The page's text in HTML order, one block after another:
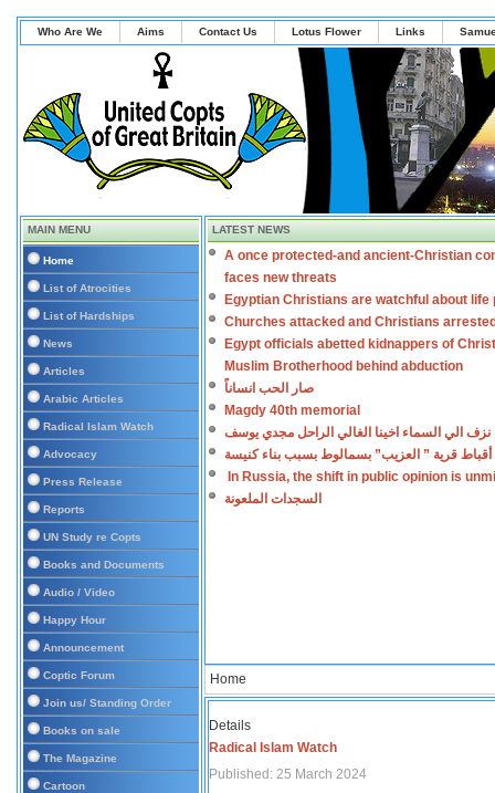
Who Are We Aims Contact Us Lotus Flower Links
MAIN MENU
Home
List of Atrocities
List of Hardships
News
Articles
Arabic Articles
Radical Islam Watch
Advocacy
Press Release
Reports
UN Study re Copts
Books and Documents
Audio / Video
Happy Hour
Announcement
Coptic Forum
Join us/ Standing Order
Books on sale
The Magazine
Cartoon
LATEST NEWS
A once protected-and ancient-Christian
faces new threats
Egyptian Christians are watchful about life
Churches attacked and Christians
Egypt officials abetted kidnappers of
Muslim Brotherhood behind abduction
صار الحب انساناً
Magdy 40th memorial
نزف الي السماء اخينا الغالي الراحل مجدي يوسف
أقباط قرية ” العزيب” بسمالوط بسبب بناء كنيسة
In Russia, the shift in public opinion is
السجدات الملعونة
Home
Details
Radical Islam Watch
Published: 25 March 2024